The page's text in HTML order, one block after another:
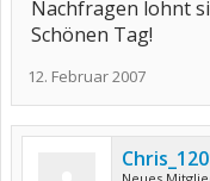
Nachfragen lohnt
Schönen Tag!
12. Februar 2007